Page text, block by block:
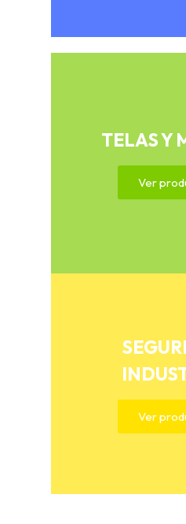
TELAS Y
Ver
Ver